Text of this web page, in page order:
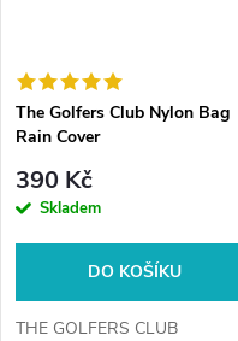
The Golfers Club Nylon Bag
Rain Cover
390 Kč
Skladem
DO KOŠÍKU
THE GOLFERS CLUB